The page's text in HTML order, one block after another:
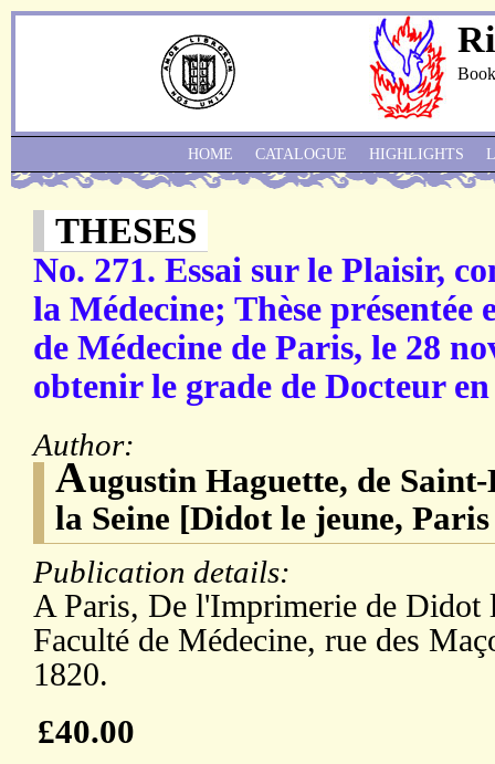
THESES
No. 271. Essai sur le Plaisir,
la Médecine; Thèse présentée
de Médecine de Paris, le 28
obtenir le grade de Docteur
Author:
Augustin Haguette, de
la Seine [Didot le jeune,
Publication details:
A Paris, De l'Imprimerie de Didot
Faculté de Médecine, rue des
1820.
£40.00
HOME CATALOGUE HIGHLIGHTS